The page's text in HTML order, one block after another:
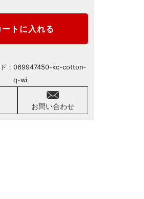
ートに入れる
お問い合わせ
： 069947450-kc-cotton-
q-wi